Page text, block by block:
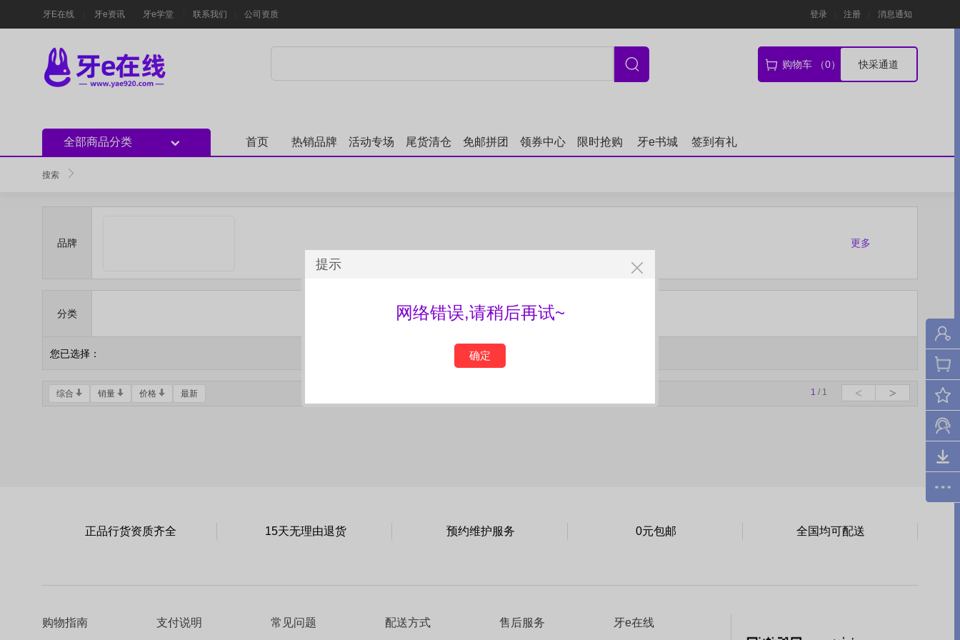
登录 注册 消息通知
牙E在线 牙e资讯 牙e学堂 联系我们 公司资质
购物车 （0） 快采通道
全部商品分类 首页 热销品牌 活动专场 尾货清仓 免邮拼团 领券中心 限时抢购 牙e书城 签到有礼
提示
网络错误,请稍后再试~
确定
搜索
品牌 更多
分类
您已选择：
综合 销量 价格 最新 1 / 1
正品行货资质齐全 15天无理由退货 预约维护服务 0元包邮 全国均可配送
购物指南 支付说明 常见问题 配送方式 售后服务 牙e在线